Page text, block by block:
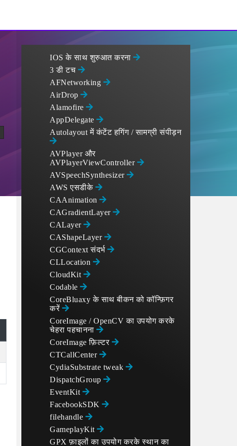
IOS के साथ शुरुआत करना
3 डी टच
AFNetworking
AirDrop
Alamofire
AppDelegate
Autolayout में कंटेंट हगिंग / सामग्री संपीड़न
AVPlayer और
AVPlayerViewController
AVSpeechSynthesizer
AWS एसडीके
CAAnimation
CAGradientLayer
CALayer
CAShapeLayer
CGContext संदर्भ
CLLocation
CloudKit
Codable
CoreBluaxy के साथ बीकन को कॉन्फ़िगर
करें
CoreImage / OpenCV का उपयोग करके
चेहरा पहचानना
CoreImage फ़िल्टर
CTCallCenter
CydiaSubstrate tweak
DispatchGroup
EventKit
FacebookSDK
filehandle
GameplayKit
GPX फ़ाइलों का उपयोग करके स्थान का